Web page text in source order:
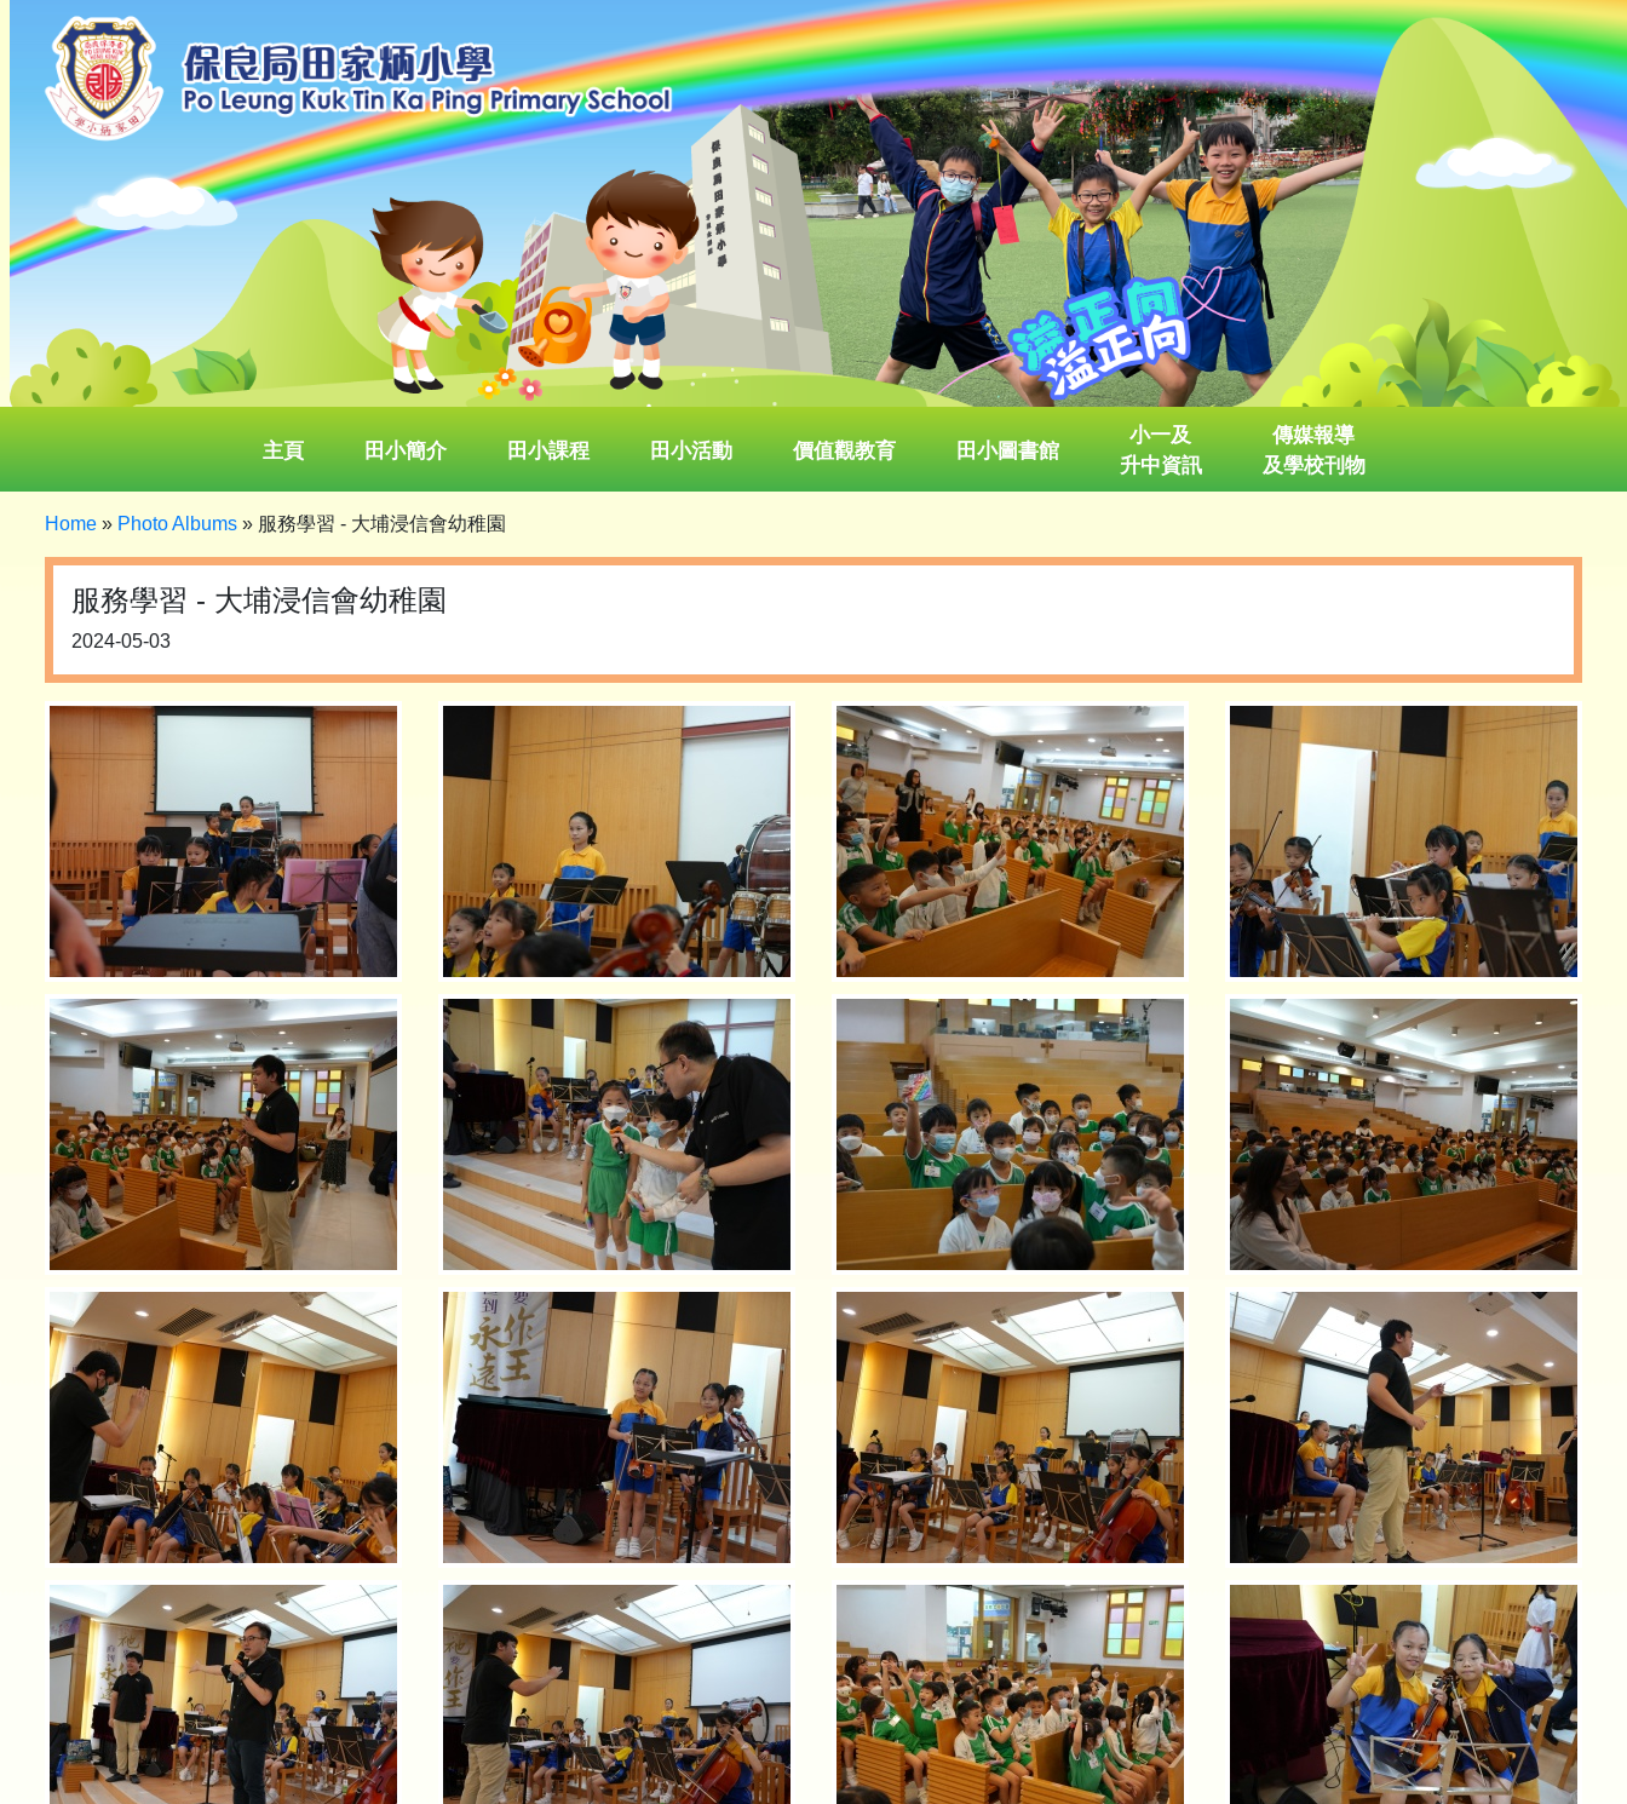
主頁 田小簡介 田小課程 田小活動 價值觀教育 田小圖書館
小一及
升中資訊
傳媒報導
及學校刊物
Home » Photo Albums » 服務學習 - 大埔浸信會幼稚園
服務學習 - 大埔浸信會幼稚園
2024-05-03